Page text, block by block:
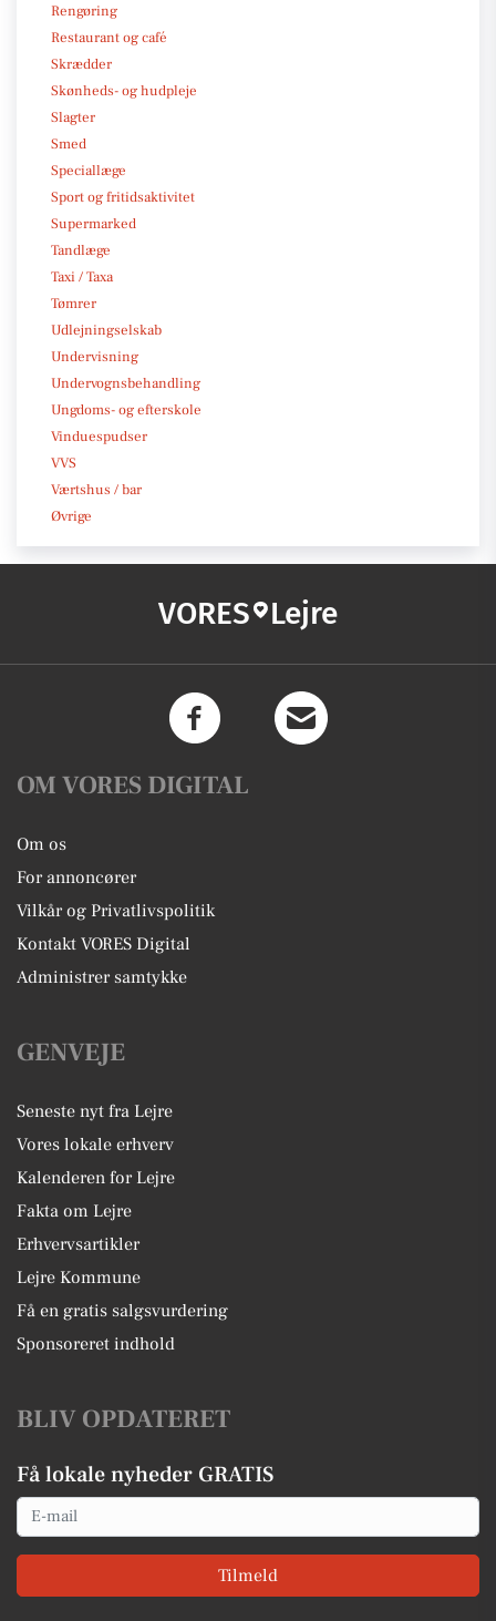
Rengøring
Restaurant og café
Skrædder
Skønheds- og hudpleje
Slagter
Smed
Speciallæge
Sport og fritidsaktivitet
Supermarked
Tandlæge
Taxi / Taxa
Tømrer
Udlejningselskab
Undervisning
Undervognsbehandling
Ungdoms- og efterskole
Vinduespudser
VVS
Værtshus / bar
Øvrige
VORES Lejre
OM VORES DIGITAL
Om os
For annoncører
Vilkår og Privatlivspolitik
Kontakt VORES Digital
Administrer samtykke
GENVEJE
Seneste nyt fra Lejre
Vores lokale erhverv
Kalenderen for Lejre
Fakta om Lejre
Erhvervsartikler
Lejre Kommune
Få en gratis salgsvurdering
Sponsoreret indhold
BLIV OPDATERET
Få lokale nyheder GRATIS
Email
Tilmeld